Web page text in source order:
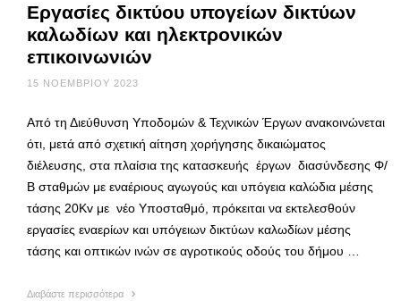
Εργασίες δικτύου υπογείων δικτύων
καλωδίων και ηλεκτρονικών
επικοινωνιών
15 ΝΟΕΜΒΡΊΟΥ 2023
Από τη Διεύθυνση Υποδομών & Τεχνικών Έργων ανακοινώνεται
ότι, μετά από σχετική αίτηση χορήγησης δικαιώματος
διέλευσης, στα πλαίσια της κατασκευής έργων διασύνδεσης Φ/
Β σταθμών με εναέριους αγωγούς και υπόγεια καλώδια μέσης
τάσης 20Kv με νέο Υποσταθμό, πρόκειται να εκτελεσθούν
εργασίες εναερίων και υπόγειων δικτύων καλωδίων μέσης
τάσης και οπτικών ινών σε αγροτικούς οδούς του δήμου …
Διαβάστε περισσότερα